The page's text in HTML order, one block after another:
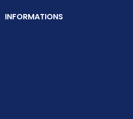
INFORMATIONS